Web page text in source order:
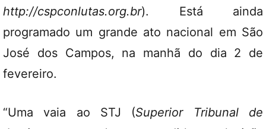
http://cspconlutas.org.br). Está ainda
programado um grande ato nacional em São
José dos Campos, na manhã do dia 2 de
fevereiro.
“Uma vaia ao STJ (Superior Tribunal de